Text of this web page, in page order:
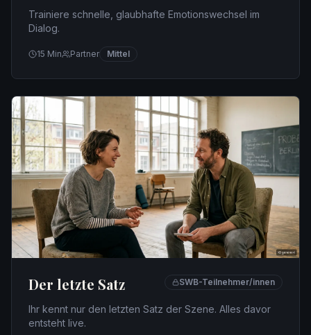
Trainiere schnelle, glaubhafte Emotionswechsel im
Dialog.
15 Min Partner Mittel
Der letzte Satz SWB-Teilnehmer/innen
Ihr kennt nur den letzten Satz der Szene. Alles davor
entsteht live.